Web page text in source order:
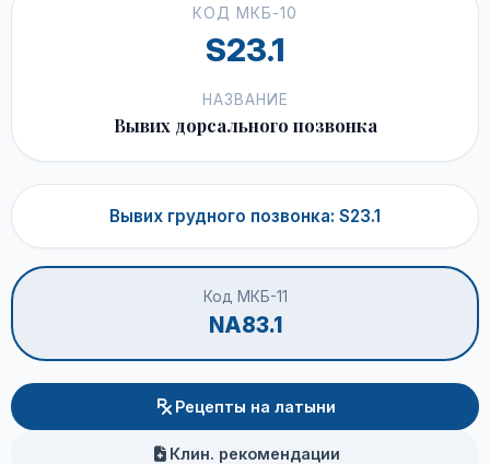
КОД МКБ-10
S23.1
НАЗВАНИЕ
Вывих дорсального позвонка
Вывих грудного позвонка: S23.1
Код МКБ-11
NA83.1
Рецепты на латыни
Клин. рекомендации